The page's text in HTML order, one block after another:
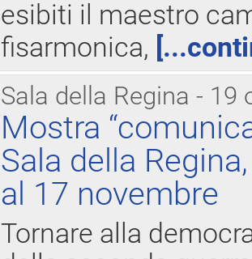
esibiti il maestro
fisarmonica,
Sala della Regina - 19
Mostra
Sala della
al 17 novembre
Tornare alla